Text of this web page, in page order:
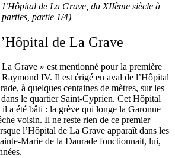
l’Hôpital de La Grave, du XIIème siècle à
partie 1/4)
de La Grave
Grave » est mentionné pour la première
IV. Il est érigé en aval de l’Hôpital
à quelques centaines de mètres, sur les
le quartier Saint-Cyprien. Cet Hôpital
a été bâti : la grève qui longe la Garonne
voisin. Il ne reste rien de ce premier
l’Hôpital de La Grave apparaît dans les
Marie de la Daurade fonctionnait, lui,